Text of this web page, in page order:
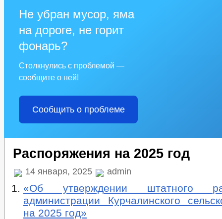
Не убран мусор, яма
на дороге, не горит
фонарь?
Столкнулись с проблемой —
сообщите о ней!
Сообщить о проблеме
Распоряжения на 2025 год
14 января, 2025 admin
«Об утверждении штатного
администрации Курчалинского
на 2025 год»